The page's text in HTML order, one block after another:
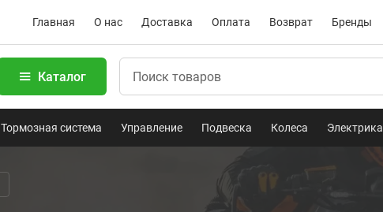
Главная О нас Доставка Оплата Возврат Бренды
Каталог
Тормозная система Управление Подвеска Колеса Электрика